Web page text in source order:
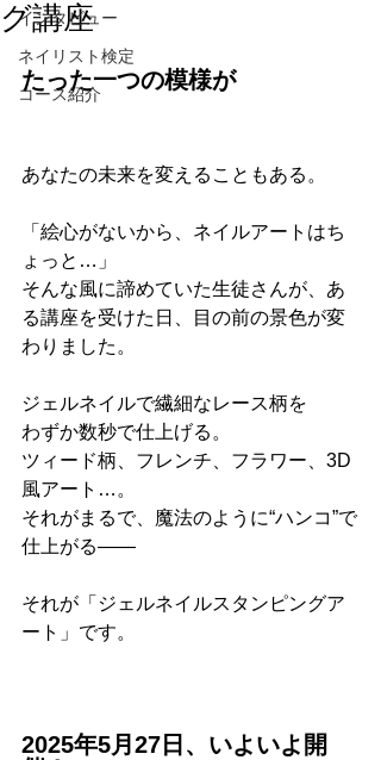
インタビュー
ネイリスト検定
コース紹介
グ講座
たった一つの模様が
あなたの未来を変えることもある。
「絵心がないから、ネイルアートはち
ょっと…」
そんな風に諦めていた生徒さんが、あ
る講座を受けた日、目の前の景色が変
わりました。
ジェルネイルで繊細なレース柄を
わずか数秒で仕上げる。
ツィード柄、フレンチ、フラワー、3D
風アート…。
それがまるで、魔法のように“ハンコ”で
仕上がる——
それが「ジェルネイルスタンピングア
ート」です。
2025年5月27日、いよいよ開